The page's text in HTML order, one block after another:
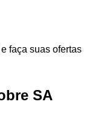
faça suas ofertas
SA